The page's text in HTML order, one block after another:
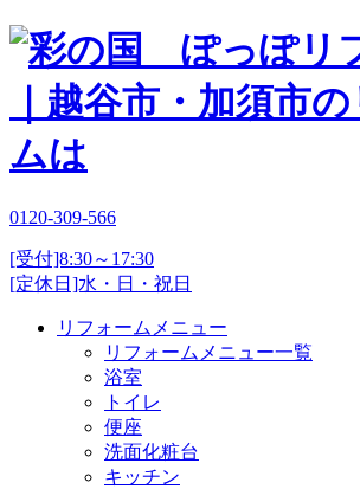
0120-309-566
[受付]8:30～17:30
[定休日]水・日・祝日
リフォームメニュー
リフォームメニュー一覧
浴室
トイレ
便座
洗面化粧台
キッチン